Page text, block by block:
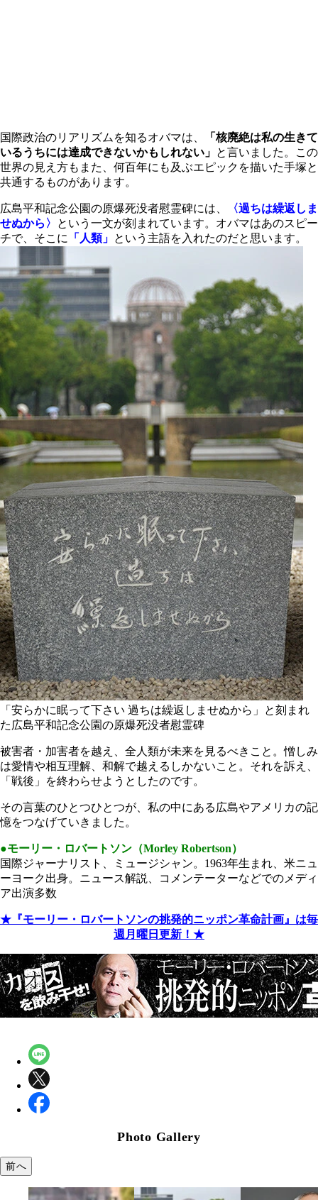
国際政治のリアリズムを知るオバマは、
「核廃絶は私の生きて
いるうちには達成できないかもしれない」 と言いました。この
世界の見え方もまた、何百年にも及ぶエピックを描いた手塚と
共通するものがあります。
広島平和記念公園の原爆死没者慰霊碑には、
〈過ちは繰返しま
せぬから〉
という一文が刻まれています。オバマはあのスピー
チで、そこに
「人類」 という主語を入れたのだと思います。
「安らかに眠って下さい 過ちは繰返しませぬから」と刻まれ
た広島平和記念公園の原爆死没者慰霊碑
被害者・加害者を越え、全人類が未来を見るべきこと。憎しみ
は愛情や相互理解、和解で越えるしかないこと。それを訴え、
「戦後」を終わらせようとしたのです。
その言葉のひとつひとつが、私の中にある広島やアメリカの記
憶をつなげていきました。
●モーリー・ロバートソン（Morley Robertson）
国際ジャーナリスト、ミュージシャン。1963年生まれ、米ニュ
ーヨーク出身。ニュース解説、コメンテーターなどでのメディ
ア出演多数
★『モーリー・ロバートソンの挑発的ニッポン革命計画』は毎
週月曜日更新！★
Photo Gallery
前へ